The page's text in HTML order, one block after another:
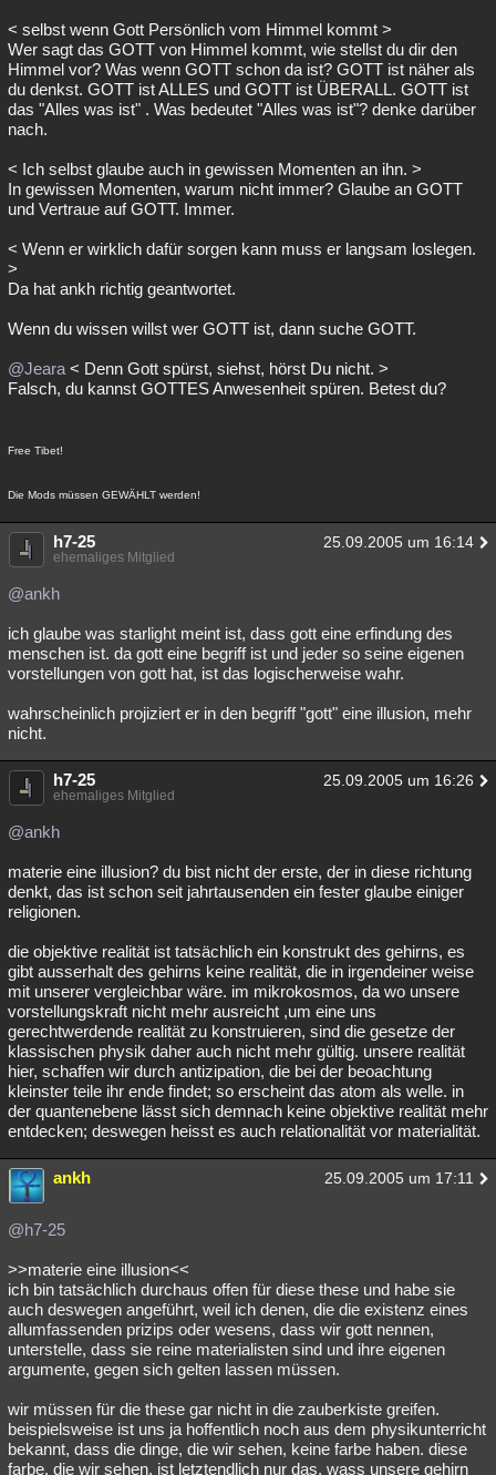
< selbst wenn Gott Persönlich vom Himmel kommt >
Wer sagt das GOTT von Himmel kommt, wie stellst du dir den
Himmel vor? Was wenn GOTT schon da ist? GOTT ist näher als
du denkst. GOTT ist ALLES und GOTT ist ÜBERALL. GOTT ist
das "Alles was ist" . Was bedeutet "Alles was ist"? denke darüber
nach.
< Ich selbst glaube auch in gewissen Momenten an ihn. >
In gewissen Momenten, warum nicht immer? Glaube an GOTT
und Vertraue auf GOTT. Immer.
< Wenn er wirklich dafür sorgen kann muss er langsam loslegen.
>
Da hat ankh richtig geantwortet.
Wenn du wissen willst wer GOTT ist, dann suche GOTT.
@Jeara < Denn Gott spürst, siehst, hörst Du nicht. >
Falsch, du kannst GOTTES Anwesenheit spüren. Betest du?
Free Tibet!
Die Mods müssen GEWÄHLT werden!
h7-25 25.09.2005 um 16:14
ehemaliges Mitglied
@ankh
ich glaube was starlight meint ist, dass gott eine erfindung des
menschen ist. da gott eine begriff ist und jeder so seine eigenen
vorstellungen von gott hat, ist das logischerweise wahr.
wahrscheinlich projiziert er in den begriff "gott" eine illusion, mehr
nicht.
h7-25 25.09.2005 um 16:26
ehemaliges Mitglied
@ankh
materie eine illusion? du bist nicht der erste, der in diese richtung
denkt, das ist schon seit jahrtausenden ein fester glaube einiger
religionen.
die objektive realität ist tatsächlich ein konstrukt des gehirns, es
gibt ausserhalt des gehirns keine realität, die in irgendeiner weise
mit unserer vergleichbar wäre. im mikrokosmos, da wo unsere
vorstellungskraft nicht mehr ausreicht ,um eine uns
gerechtwerdende realität zu konstruieren, sind die gesetze der
klassischen physik daher auch nicht mehr gültig. unsere realität
hier, schaffen wir durch antizipation, die bei der beoachtung
kleinster teile ihr ende findet; so erscheint das atom als welle. in
der quantenebene lässt sich demnach keine objektive realität mehr
entdecken; deswegen heisst es auch relationalität vor materialität.
ankh 25.09.2005 um 17:11
@h7-25
>>materie eine illusion<<
ich bin tatsächlich durchaus offen für diese these und habe sie
auch deswegen angeführt, weil ich denen, die die existenz eines
allumfassenden prizips oder wesens, dass wir gott nennen,
unterstelle, dass sie reine materialisten sind und ihre eigenen
argumente, gegen sich gelten lassen müssen.
wir müssen für die these gar nicht in die zauberkiste greifen.
beispielsweise ist uns ja hoffentlich noch aus dem physikunterricht
bekannt, dass die dinge, die wir sehen, keine farbe haben. diese
farbe, die wir sehen, ist letztendlich nur das, wass unsere gehirn